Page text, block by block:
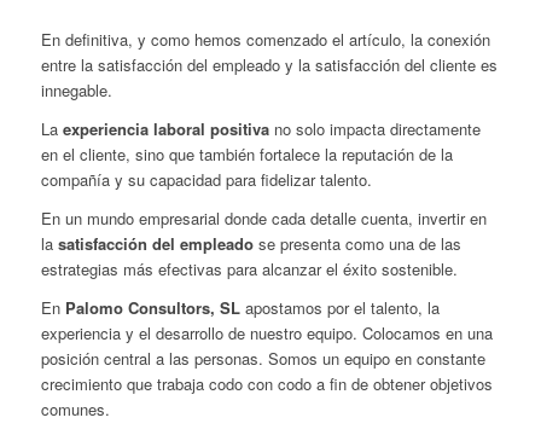
En definitiva, y como hemos comenzado el artículo, la conexión
entre la satisfacción del empleado y la satisfacción del cliente es
innegable.
La experiencia laboral positivano solo impacta directamente
en el cliente, sino que también fortalece la reputación de la
compañía y su capacidad para fidelizar talento.
En un mundo empresarial donde cada detalle cuenta, invertir en
la satisfacción del empleadose presenta como una de las
estrategias más efectivas para alcanzar el éxito sostenible.
EnPalomo Consultors, SL apostamos por el talento, la
experiencia y el desarrollo de nuestro equipo. Colocamos en una
posición central a las personas. Somos un equipo en constante
crecimiento que trabaja codo con codo a fin de obtener objetivos
comunes.